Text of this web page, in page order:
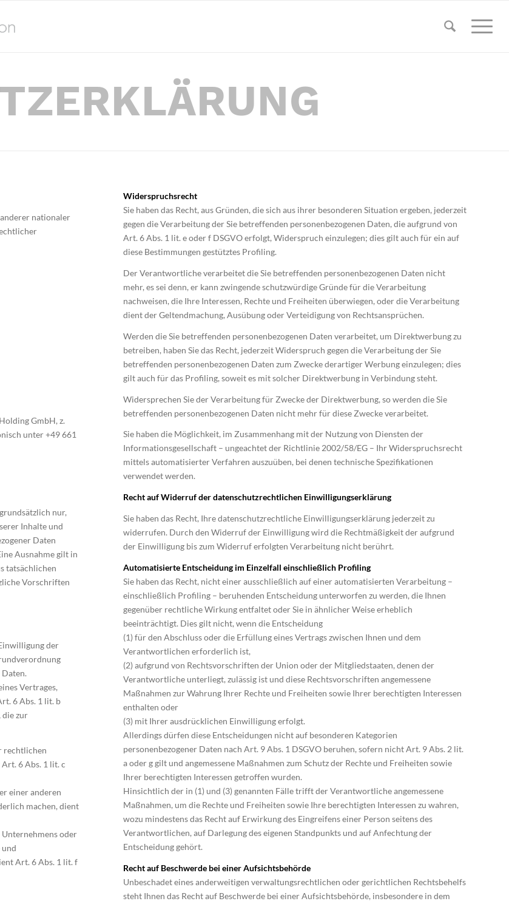
nationaler
GmbH, z.
unter +49 661
nur,
Inhalte und
Daten
Ausnahme gilt in
tatsächlichen
Vorschriften
der
Vertrages,
6 Abs. 1 lit. b
die zur
rechtlichen
6 Abs. 1 lit. c
einer anderen
machen, dient
oder
Art. 6 Abs. 1 lit. f
Widerspruchsrecht
Sie haben das Recht, aus Gründen, die sich aus ihrer besonderen Situation ergeben, jederzeit
gegen die Verarbeitung der Sie betreffenden personenbezogenen Daten, die aufgrund von
Art. 6 Abs. 1 lit. e oder f DSGVO erfolgt, Widerspruch einzulegen; dies gilt auch für ein auf
diese Bestimmungen gestütztes Profiling.
Der Verantwortliche verarbeitet die Sie betreffenden personenbezogenen Daten nicht
mehr, es sei denn, er kann zwingende schutzwürdige Gründe für die Verarbeitung
nachweisen, die Ihre Interessen, Rechte und Freiheiten überwiegen, oder die Verarbeitung
dient der Geltendmachung, Ausübung oder Verteidigung von Rechtsansprüchen.
Werden die Sie betreffenden personenbezogenen Daten verarbeitet, um Direktwerbung zu
betreiben, haben Sie das Recht, jederzeit Widerspruch gegen die Verarbeitung der Sie
betreffenden personenbezogenen Daten zum Zwecke derartiger Werbung einzulegen; dies
gilt auch für das Profiling, soweit es mit solcher Direktwerbung in Verbindung steht.
Widersprechen Sie der Verarbeitung für Zwecke der Direktwerbung, so werden die Sie
betreffenden personenbezogenen Daten nicht mehr für diese Zwecke verarbeitet.
Sie haben die Möglichkeit, im Zusammenhang mit der Nutzung von Diensten der
Informationsgesellschaft – ungeachtet der Richtlinie 2002/58/EG – Ihr Widerspruchsrecht
mittels automatisierter Verfahren auszuüben, bei denen technische Spezifikationen
verwendet werden.
Recht auf Widerruf der datenschutzrechtlichen Einwilligungserklärung
Sie haben das Recht, Ihre datenschutzrechtliche Einwilligungserklärung jederzeit zu
widerrufen. Durch den Widerruf der Einwilligung wird die Rechtmäßigkeit der aufgrund
der Einwilligung bis zum Widerruf erfolgten Verarbeitung nicht berührt.
Automatisierte Entscheidung im Einzelfall einschließlich Profiling
Sie haben das Recht, nicht einer ausschließlich auf einer automatisierten Verarbeitung –
einschließlich Profiling – beruhenden Entscheidung unterworfen zu werden, die Ihnen
gegenüber rechtliche Wirkung entfaltet oder Sie in ähnlicher Weise erheblich
beeinträchtigt. Dies gilt nicht, wenn die Entscheidung
(1) für den Abschluss oder die Erfüllung eines Vertrags zwischen Ihnen und dem
Verantwortlichen erforderlich ist,
(2) aufgrund von Rechtsvorschriften der Union oder der Mitgliedstaaten, denen der
Verantwortliche unterliegt, zulässig ist und diese Rechtsvorschriften angemessene
Maßnahmen zur Wahrung Ihrer Rechte und Freiheiten sowie Ihrer berechtigten Interessen
enthalten oder
(3) mit Ihrer ausdrücklichen Einwilligung erfolgt.
Allerdings dürfen diese Entscheidungen nicht auf besonderen Kategorien
personenbezogener Daten nach Art. 9 Abs. 1 DSGVO beruhen, sofern nicht Art. 9 Abs. 2 lit.
a oder g gilt und angemessene Maßnahmen zum Schutz der Rechte und Freiheiten sowie
Ihrer berechtigten Interessen getroffen wurden.
Hinsichtlich der in (1) und (3) genannten Fälle trifft der Verantwortliche angemessene
Maßnahmen, um die Rechte und Freiheiten sowie Ihre berechtigten Interessen zu wahren,
wozu mindestens das Recht auf Erwirkung des Eingreifens einer Person seitens des
Verantwortlichen, auf Darlegung des eigenen Standpunkts und auf Anfechtung der
Entscheidung gehört.
Recht auf Beschwerde bei einer Aufsichtsbehörde
Unbeschadet eines anderweitigen verwaltungsrechtlichen oder gerichtlichen Rechtsbehelfs
steht Ihnen das Recht auf Beschwerde bei einer Aufsichtsbehörde, insbesondere in dem